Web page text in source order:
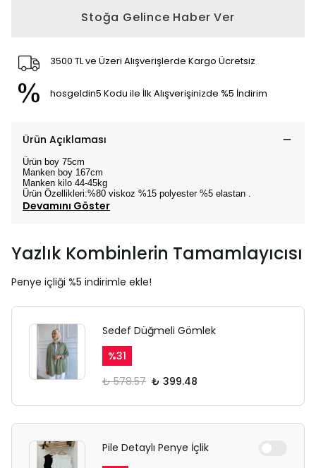
Stoğa Gelince Haber Ver
3500 TL ve Üzeri Alışverişlerde Kargo Ücretsiz
hosgeldin5 Kodu ile İlk Alışverişinizde %5 İndirim
Ürün Açıklaması
Ürün boy 75cm
Manken boy 167cm
Manken kilo 44-45kg
Ürün Özellikleri:%80 viskoz %15 polyester %5 elastan .
Devamını Göster
Yazlık Kombinlerin Tamamlayıcısı
Penye içliği %5 indirimle ekle!
Sedef Düğmeli Gömlek
%31
₺ 578.57 ₺ 399.48
Pile Detaylı Penye İçlik